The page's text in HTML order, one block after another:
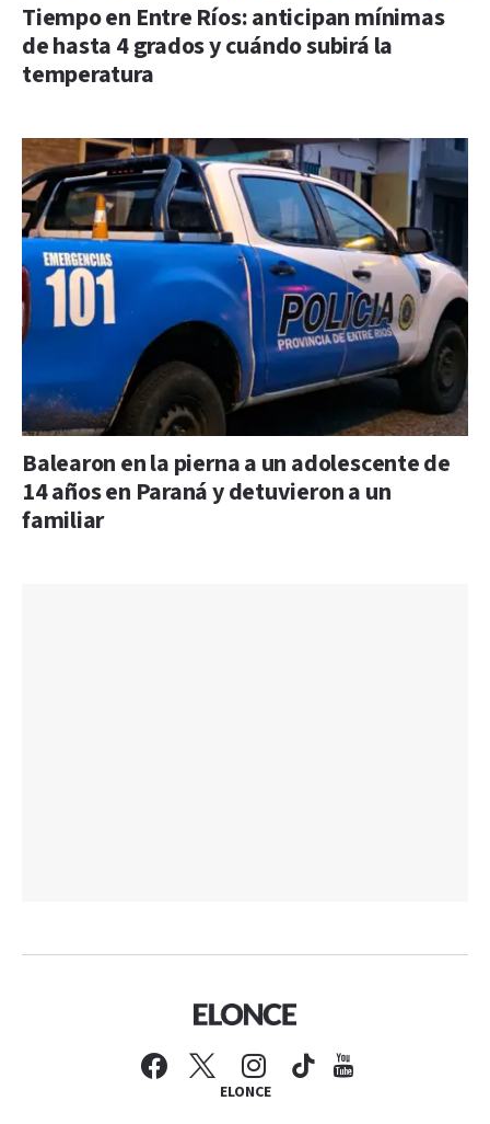
Tiempo en Entre Ríos: anticipan mínimas
de hasta 4 grados y cuándo subirá la
temperatura
Balearon en la pierna a un adolescente de
14 años en Paraná y detuvieron a un
familiar
ELONCE